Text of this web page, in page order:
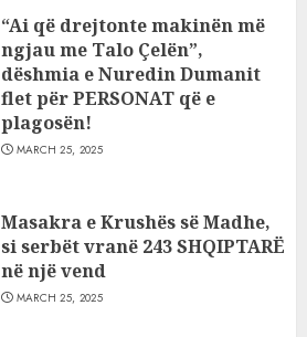
“Ai që drejtonte makinën më
ngjau me Talo Çelën”,
dëshmia e Nuredin Dumanit
flet për PERSONAT që e
plagosën!
MARCH 25, 2025
Masakra e Krushës së Madhe,
si serbët vranë 243 SHQIPTARË
në një vend
MARCH 25, 2025